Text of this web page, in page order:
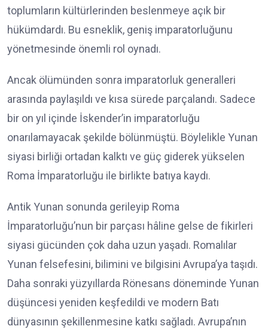
toplumların kültürlerinden beslenmeye açık bir
hükümdardı. Bu esneklik, geniş imparatorluğunu
yönetmesinde önemli rol oynadı.
Ancak ölümünden sonra imparatorluk generalleri
arasında paylaşıldı ve kısa sürede parçalandı. Sadece
bir on yıl içinde İskender’in imparatorluğu
onarılamayacak şekilde bölünmüştü. Böylelikle Yunan
siyasi birliği ortadan kalktı ve güç giderek yükselen
Roma İmparatorluğu ile birlikte batıya kaydı.
Antik Yunan sonunda gerileyip Roma
İmparatorluğu’nun bir parçası hâline gelse de fikirleri
siyasi gücünden çok daha uzun yaşadı. Romalılar
Yunan felsefesini, bilimini ve bilgisini Avrupa’ya taşıdı.
Daha sonraki yüzyıllarda Rönesans döneminde Yunan
düşüncesi yeniden keşfedildi ve modern Batı
dünyasının şekillenmesine katkı sağladı. Avrupa’nın